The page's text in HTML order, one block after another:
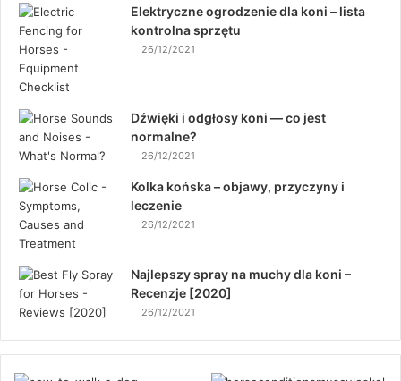
Elektryczne ogrodzenie dla koni – lista
kontrolna sprzętu
26/12/2021
Dźwięki i odgłosy koni — co jest
normalne?
26/12/2021
Kolka końska – objawy, przyczyny i
leczenie
26/12/2021
Najlepszy spray na muchy dla koni –
Recenzje [2020]
26/12/2021